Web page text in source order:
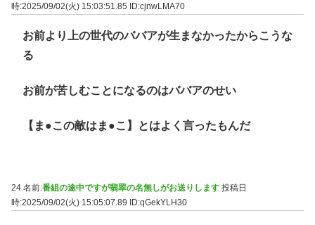
時:2025/09/02(火) 15:03:51.85 ID:cjnwLMA70
お前より上の世代のババアが生まなかったからこうな
る
お前が苦しむことになるのはババアのせい
【ま●この敵はま●こ】とはよく言ったもんだ
24 名前:番組の途中ですが翡翠の名無しがお送りします 投稿日
時:2025/09/02(火) 15:05:07.89
ID:qGekYLH30